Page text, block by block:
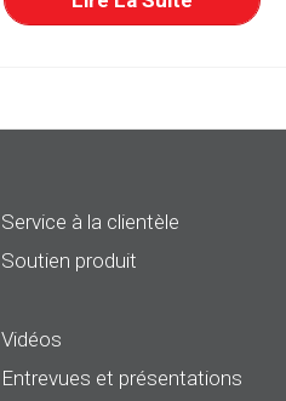
Service à la clientèle
Soutien produit
Vidéos
Entrevues et présentations